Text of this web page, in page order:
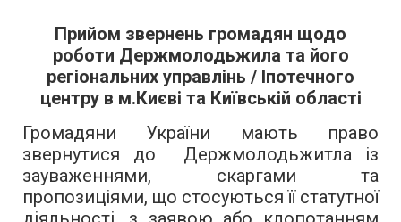
Прийом звернень громадян щодо
роботи Держмолодьжила та його
регіональних управлінь / Іпотечного
центру в м.Києві та Київській області
Громадяни України мають право
звернутися до Держмолодьжитла із
зауваженнями, скаргами та
пропозиціями, що стосуються її статутної